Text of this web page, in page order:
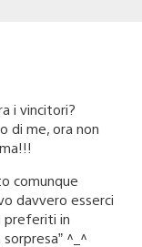
i vincitori?
di me, ora non
comunque
davvero esserci
preferiti in
^_^